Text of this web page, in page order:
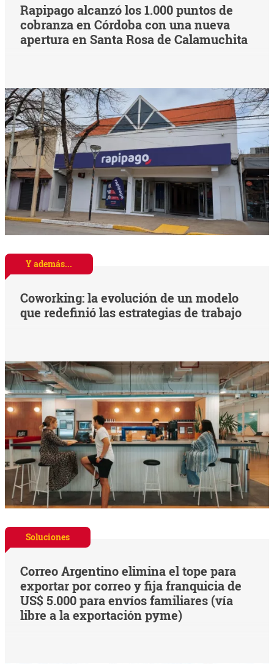
Rapipago alcanzó los 1.000 puntos de
cobranza en Córdoba con una nueva
apertura en Santa Rosa de Calamuchita
Y además...
Coworking: la evolución de un modelo
que redefinió las estrategias de trabajo
Soluciones
Correo Argentino elimina el tope para
exportar por correo y fija franquicia de
US$ 5.000 para envíos familiares (vía
libre a la exportación pyme)